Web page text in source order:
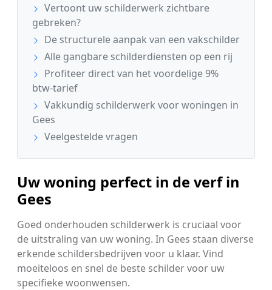
Vertoont uw schilderwerk zichtbare
gebreken?
De structurele aanpak van een vakschilder
Alle gangbare schilderdiensten op een rij
Profiteer direct van het voordelige 9%
btw-tarief
Vakkundig schilderwerk voor woningen in
Gees
Veelgestelde vragen
Uw woning perfect in de verf in
Gees
Goed onderhouden schilderwerk is cruciaal voor
de uitstraling van uw woning. In Gees staan diverse
erkende schildersbedrijven voor u klaar. Vind
moeiteloos en snel de beste schilder voor uw
specifieke woonwensen.